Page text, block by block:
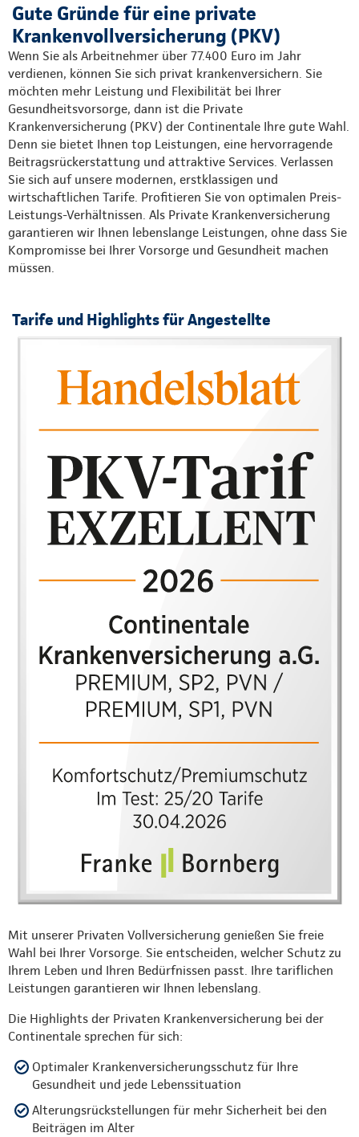
Gute Gründe für eine private
Krankenvollversicherung (PKV)
Wenn Sie als Arbeitnehmer über 77.400 Euro im Jahr
verdienen, können Sie sich privat krankenversichern. Sie
möchten mehr Leistung und Flexibilität bei Ihrer
Gesundheitsvorsorge, dann ist die Private
Krankenversicherung (PKV) der Continentale Ihre gute Wahl.
Denn sie bietet Ihnen top Leistungen, eine hervorragende
Beitragsrückerstattung und attraktive Services. Verlassen
Sie sich auf unsere modernen, erstklassigen und
wirtschaftlichen Tarife. Profitieren Sie von optimalen Preis-
Leistungs-Verhältnissen. Als Private Krankenversicherung
garantieren wir Ihnen lebenslange Leistungen, ohne dass Sie
Kompromisse bei Ihrer Vorsorge und Gesundheit machen
müssen.
Tarife und Highlights für Angestellte
Mit unserer Privaten Vollversicherung genießen Sie freie
Wahl bei Ihrer Vorsorge. Sie entscheiden, welcher Schutz zu
Ihrem Leben und Ihren Bedürfnissen passt. Ihre tariflichen
Leistungen garantieren wir Ihnen lebenslang.
Die Highlights der Privaten Krankenversicherung bei der
Continentale sprechen für sich:
Optimaler Krankenversicherungsschutz für Ihre
Gesundheit und jede Lebenssituation
Alterungsrückstellungen für mehr Sicherheit bei den
Beiträgen im Alter